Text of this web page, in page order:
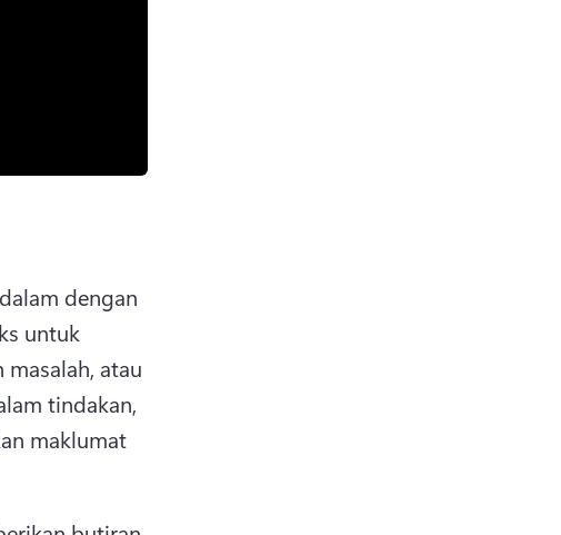
dengan
untuk
atau
tindakan,
maklumat